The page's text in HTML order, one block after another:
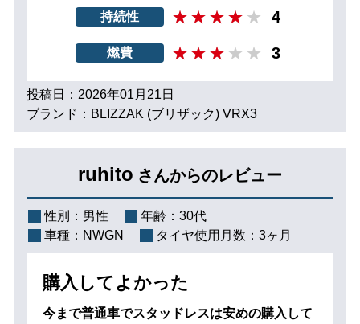
持続性 4
燃費 3
投稿日：2026年01月21日
ブランド：BLIZZAK (ブリザック) VRX3
ruhito さんからのレビュー
性別： 男性 年齢： 30代
車種： NWGN タイヤ使用月数： 3ヶ月
購入してよかった
今まで普通車でスタッドレスは安めの購入して